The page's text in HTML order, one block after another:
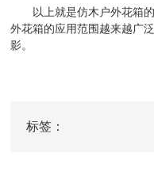
以上就是仿木户外花箱的
外花箱的应用范围越来越广
影。
标签：